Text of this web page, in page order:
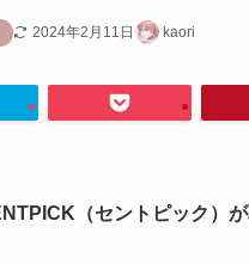
2024年2月11日 kaori
（セントピック）